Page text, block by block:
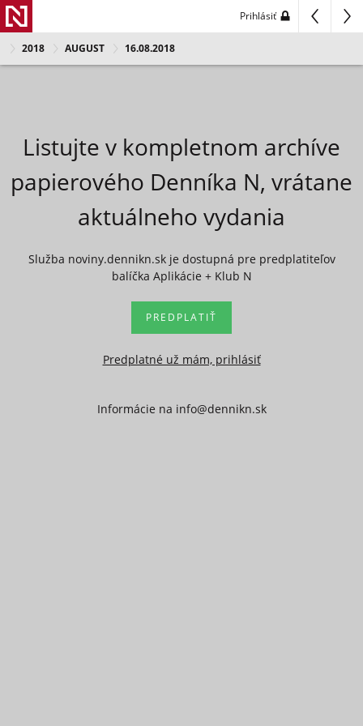
Prihlásiť
2018 AUGUST 16.08.2018
Listujte v kompletnom archíve
papierového Denníka N, vrátane
aktuálneho vydania
Služba noviny.dennikn.sk je dostupná pre predplatiteľov
balíčka Aplikácie + Klub N
PREDPLATIŤ
Predplatné už mám, prihlásiť
Informácie na info@dennikn.sk